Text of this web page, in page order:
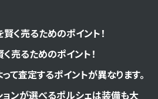
く売るためのポイント！
売るためのポイント！
て査定するポイントが異なります。
ョンが選べるポルシェは装備も大